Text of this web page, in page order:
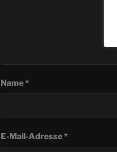
Name*
E-Mail-Adresse*